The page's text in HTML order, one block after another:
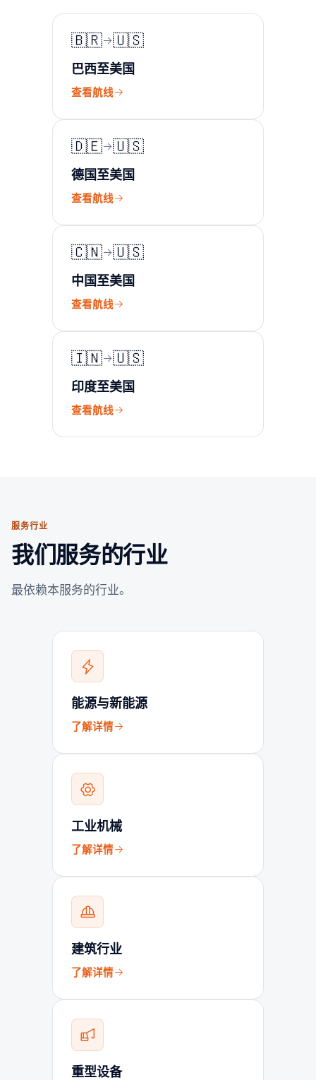
🇧🇷 🇺🇸
巴西至美国
查看航线
🇩🇪 🇺🇸
德国至美国
查看航线
🇨🇳 🇺🇸
中国至美国
查看航线
🇮🇳 🇺🇸
印度至美国
查看航线
服务行业
我们服务的行业
最依赖本服务的行业。
能源与新能源
了解详情
工业机械
了解详情
建筑行业
了解详情
重型设备